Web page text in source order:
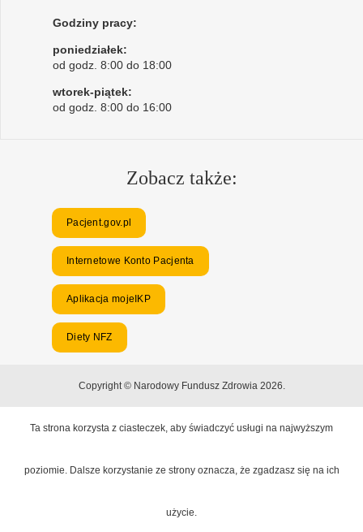
Godziny pracy:
poniedziałek:
od godz. 8:00 do 18:00
wtorek-piątek:
od godz. 8:00 do 16:00
Zobacz także:
Pacjent.gov.pl
Internetowe Konto Pacjenta
Aplikacja mojeIKP
Diety NFZ
Copyright © Narodowy Fundusz Zdrowia 2026.
Ta strona korzysta z ciasteczek, aby świadczyć usługi na najwyższym
poziomie. Dalsze korzystanie ze strony oznacza, że zgadzasz się na ich
użycie.